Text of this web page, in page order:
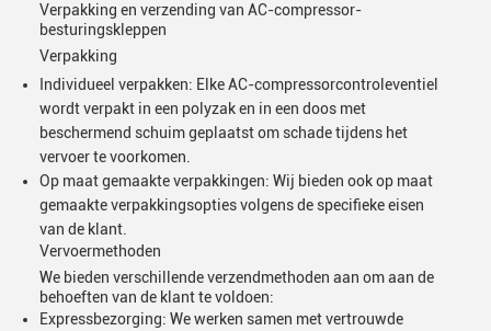
Verpakking en verzending van AC-compressor-
besturingskleppen
Verpakking
Individueel verpakken: Elke AC-compressorcontroleventiel
wordt verpakt in een polyzak en in een doos met
beschermend schuim geplaatst om schade tijdens het
vervoer te voorkomen.
Op maat gemaakte verpakkingen: Wij bieden ook op maat
gemaakte verpakkingsopties volgens de specifieke eisen
van de klant.
Vervoermethoden
We bieden verschillende verzendmethoden aan om aan de
behoeften van de klant te voldoen:
Expressbezorging: We werken samen met vertrouwde